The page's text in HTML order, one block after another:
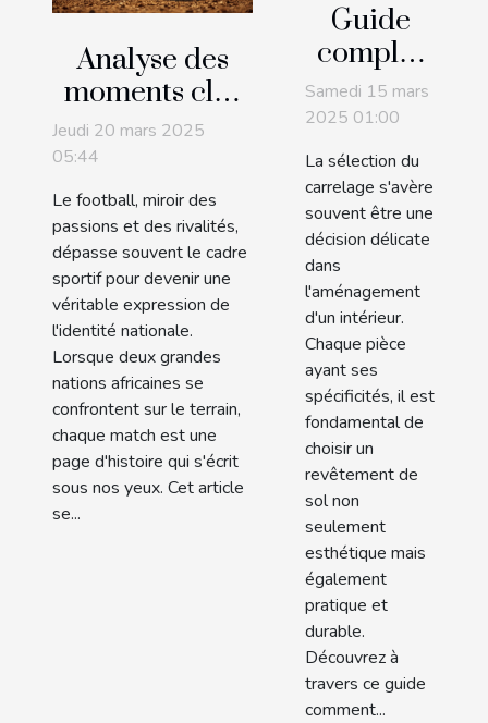
Analyse des
moments clés
des
confrontations
footballistiques
entre deux
grandes
nations
africaines
Jeudi 20 mars 2025
05:44
Le football, miroir des
passions et des rivalités,
dépasse souvent le cadre
sportif pour devenir une
véritable expression de
l'identité nationale.
Lorsque deux grandes
nations africaines se
confrontent sur le terrain,
chaque match est une
page d'histoire qui s'écrit
sous nos yeux. Cet article
se...
Guide
complet
pour
choisir le
carrelage
adapté à
chaque
espace de
votre
maison
Samedi 15 mars
2025 01:00
La sélection du
carrelage s'avère
souvent être une
décision délicate
dans
l'aménagement
d'un intérieur.
Chaque pièce
ayant ses
spécificités, il est
fondamental de
choisir un
revêtement de
sol non
seulement
esthétique mais
également
pratique et
durable.
Découvrez à
travers ce guide
comment...